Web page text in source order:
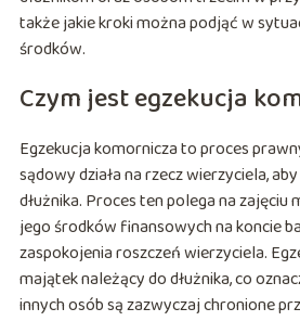
także jakie kroki można podjąć w
środków.
Czym jest egzekucja
Egzekucja komornicza to proces
sądowy działa na rzecz wierzyciela,
dłużnika. Proces ten polega na zajęciu
jego środków finansowych na koncie
zaspokojenia roszczeń wierzyciela.
majątek należący do dłużnika, co
innych osób są zazwyczaj chronione